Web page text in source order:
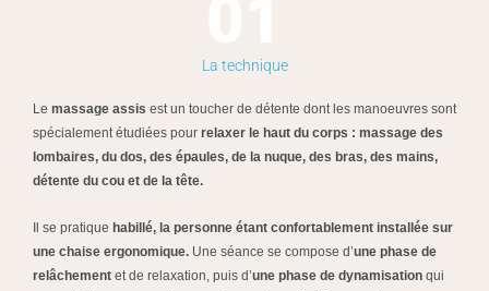
La technique
Le massage assis est un toucher de détente dont les manoeuvres sont
spécialement étudiées pour relaxer le haut du corps : massage des
lombaires, du dos, des épaules, de la nuque, des bras, des mains,
détente du cou et de la tête.
Il se pratique habillé, la personne étant confortablement installée sur
une chaise ergonomique. Une séance se compose d’une phase de
relâchement et de relaxation, puis d’une phase de dynamisation qui